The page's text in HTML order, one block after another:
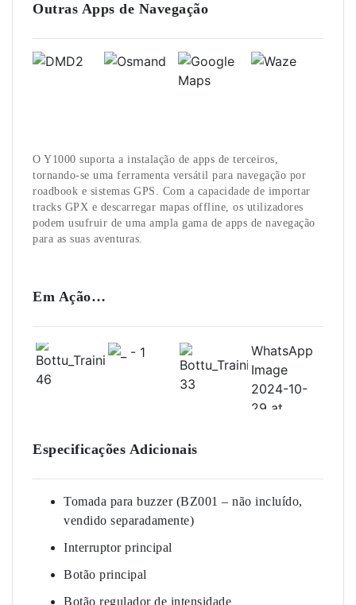
Outras Apps de Navegação
O Y1000 suporta a instalação de apps de terceiros,
tornando-se uma ferramenta versátil para navegação por
roadbook e sistemas GPS. Com a capacidade de importar
tracks GPX e descarregar mapas offline, os utilizadores
podem usufruir de uma ampla gama de apps de navegação
para as suas aventuras.
Em Ação…
Especificações Adicionais
Tomada para buzzer (BZ001 – não incluído,
vendido separadamente)
Interruptor principal
Botão principal
Botão regulador de intensidade